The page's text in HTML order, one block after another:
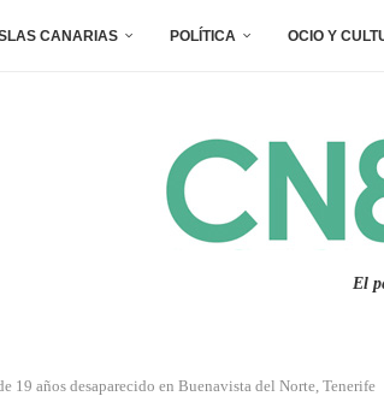
CANARIAS POLÍTICA OCIO Y
El
19 años desaparecido en Buenavista del Norte, Tenerife